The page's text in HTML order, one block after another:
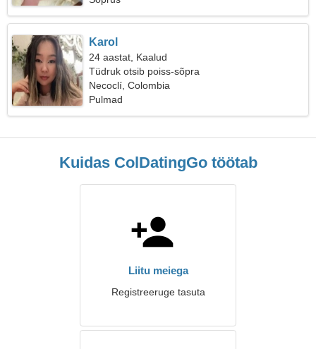
Karol
24 aastat, Kaalud
Tüdruk otsib poiss-sõpra
Necoclí, Colombia
Pulmad
Kuidas ColDatingGo töötab
Liitu meiega
Registreeruge tasuta